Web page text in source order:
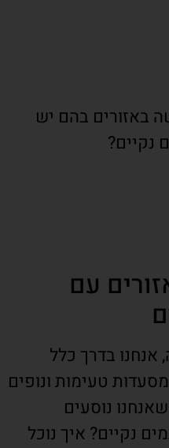
עם
בדרך כלל
טעימות ונופים
נוסעים
נקיים? איך נוכל